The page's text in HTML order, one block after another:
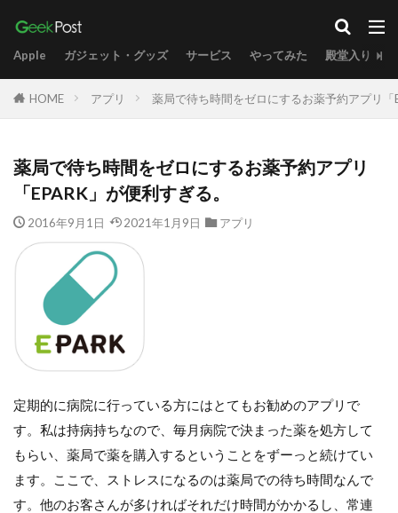
Apple ガジェット・グッズ サービス やってみた 殿堂入り
HOME アプリ 薬局で待ち時間をゼロにするお薬予約アプリ「
薬局で待ち時間をゼロにするお薬予約アプリ
「EPARK」が便利すぎる。
2016年9月1日 2021年1月9日 アプリ
定期的に病院に行っている方にはとてもお勧めのアプリで
す。私は持病持ちなので、毎月病院で決まった薬を処方して
もらい、薬局で薬を購入するということをずーっと続けてい
ます。ここで、ストレスになるのは薬局での待ち時間なんで
す。他のお客さんが多ければそれだけ時間がかかるし、常連